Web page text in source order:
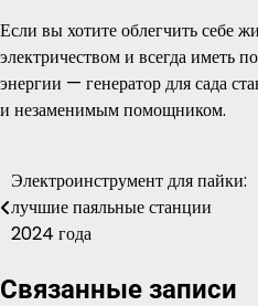
Если вы хотите облегчить себе
электричеством и всегда иметь
энергии — генератор для сада
и незаменимым помощником.
Навигация
по
Электроинструмент для пайки:
лучшие паяльные станции
2024 года
Связанные записи